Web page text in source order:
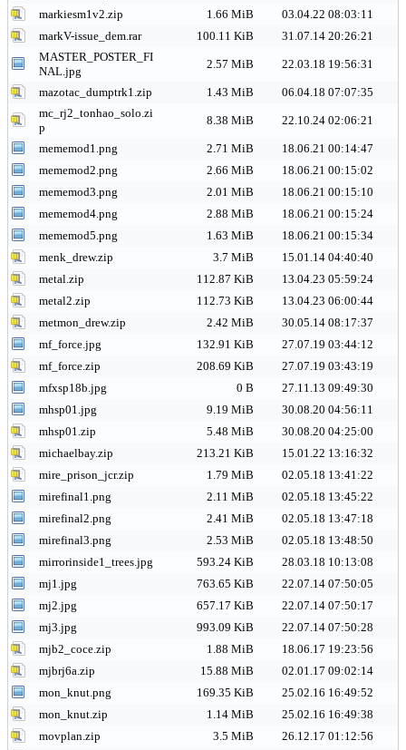
markiesm1v2.zip
1.66 MiB
03.04.22 08:03:11
markV-issue_dem.rar
100.11 KiB
31.07.14 20:26:21
MASTER_POSTER_FI
NAL.jpg
2.57 MiB 22.03.18 19:56:31
mazotac_dumptrk1.zip 1.43 MiB
06.04.18 07:07:35
mc_rj2_tonhao_solo.zi
p
8.38 MiB 22.10.24 02:06:21
mememod1.png 2.71 MiB
18.06.21 00:14:47
mememod2.png
2.66 MiB
18.06.21 00:15:02
mememod3.png
2.01 MiB
18.06.21 00:15:10
mememod4.png
2.88 MiB
18.06.21 00:15:24
mememod5.png
1.63 MiB
18.06.21 00:15:34
menk_drew.zip
3.7 MiB
15.01.14 04:40:40
metal.zip
112.87 KiB
13.04.23 05:59:24
metal2.zip
112.73 KiB
13.04.23 06:00:44
metmon_drew.zip
2.42 MiB
30.05.14 08:17:37
mf_force.jpg
132.91 KiB
27.07.19 03:44:12
mf_force.zip
208.69 KiB
27.07.19 03:43:19
mfxsp18b.jpg
0 B
27.11.13 09:49:30
mhsp01.jpg
9.19 MiB
30.08.20 04:56:11
mhsp01.zip
5.48 MiB
30.08.20 04:25:00
michaelbay.zip
213.21 KiB
15.01.22 13:16:32
mire_prison_jcr.zip
1.79 MiB
02.05.18 13:41:22
mirefinal1.png
2.11 MiB
02.05.18 13:45:22
mirefinal2.png
2.41 MiB
02.05.18 13:47:18
mirefinal3.png
2.53 MiB
02.05.18 13:48:50
mirrorinside1_trees.jpg
593.24 KiB
28.03.18 10:13:08
mj1.jpg
763.65 KiB
22.07.14 07:50:05
mj2.jpg
657.17 KiB
22.07.14 07:50:17
mj3.jpg
993.09 KiB
22.07.14 07:50:28
mjb2_coce.zip
1.88 MiB
18.06.17 19:23:56
mjbrj6a.zip
15.88 MiB
02.01.17 09:02:14
mon_knut.png
169.35 KiB
25.02.16 16:49:52
mon_knut.zip
1.14 MiB
25.02.16 16:49:38
movplan.zip
3.5 MiB
26.12.17 01:12:56